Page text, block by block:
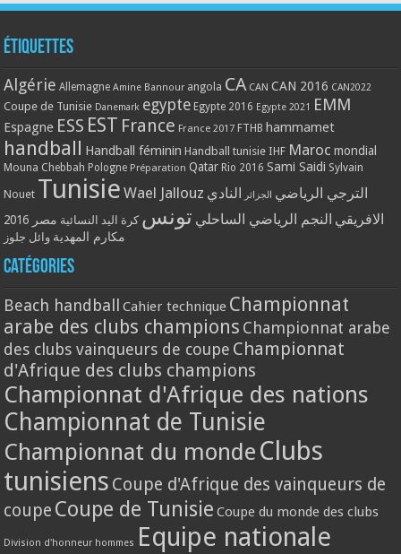
Étiquettes
Algérie Allemagne Amine Bannour angola CA CAN CAN 2016 CAN2022
Coupe de Tunisie Danemark egypte Egypte 2016 Egypte 2021 EMM
Espagne ESS EST France France 2017 FTHB hammamet
handball Handball féminin Handball tunisie IHF Maroc mondial
Mouna Chebbah Pologne Préparation Qatar Rio 2016 Sami Saidi Sylvain
Nouet Tunisie Wael Jallouz الترجي الرياضي الجزائر النادي
الافريقي النجم الرياضي الساحلي تونس كرة اليد النسائية مصر 2016
مكارم المهدية وائل جلوز
Catégories
Beach handball Cahier technique Championnat
arabe des clubs champions Championnat arabe
des clubs vainqueurs de coupe Championnat
d'Afrique des clubs champions
Championnat d'Afrique des nations
Championnat de Tunisie
Championnat du monde Clubs
tunisiens Coupe d'Afrique des vainqueurs de
coupe Coupe de Tunisie Coupe du monde des clubs
Division d'honneur hommes Equipe nationale